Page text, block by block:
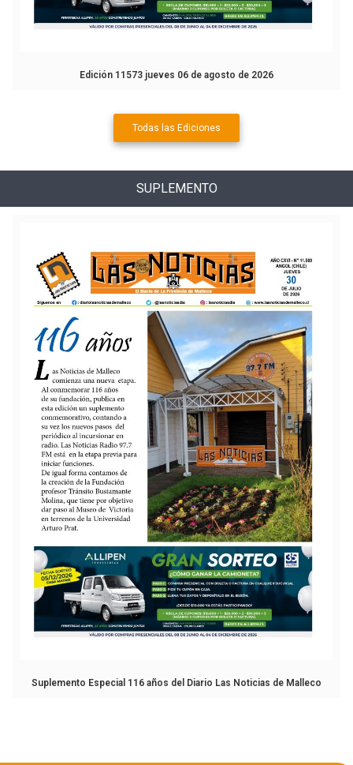
Edición 11573 jueves 06 de agosto de 2026
Todas las Ediciones
SUPLEMENTO
Suplemento Especial 116 años del Diario Las Noticias de Malleco